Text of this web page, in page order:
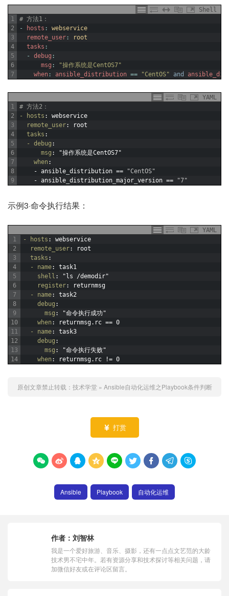
Shell
1
2
3
4
5
6
7
# 方法1：
-
hosts :
webservice
remote_user :
root
tasks :
-
debug :
msg :
"操作系统是CentOS7"
when : ansible_distribution == "CentOS" and
YAML
1
2
3
4
5
6
7
8
9
# 方法2：
- hosts : webservice
remote_user: root
tasks :
- debug :
msg : "操作系统是CentOS7"
when :
- ansible distribution ==
"CentOS"
- ansible distribution major version == "7"
示例3·命令执行结果：
YAML
1
2
3
4
5
6
7
8
9
10
11
12
13
14
- hosts : webservice
remote_user: root
tasks :
- name: task1
shell : "ls /demodir"
register: returnmsg
- name: task2
debug :
msg : "命令执行成功"
when : returnmsg.rc == 0
- name: task3
debug :
msg : "命令执行失败"
when : returnmsg.rc != 0
原创文章禁止转载： 技术学堂» Ansible自动化运维之Playbook条件判断
 打赏
        
Ansible Playbook 自动化运维
作者： 刘智林
我是一个爱好旅游、音乐、摄影，还有一点点文艺范的大龄
技术男不宅中年。若有资源分享和技术探讨等相关问题，请
加微信好友或在评论区留言。